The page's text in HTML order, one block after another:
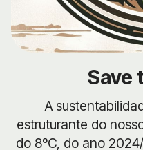
Save
A
estruturante do
do 8ºC, do ano